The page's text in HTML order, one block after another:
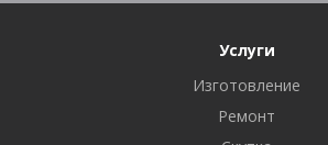
Услуги
Изготовление
Ремонт